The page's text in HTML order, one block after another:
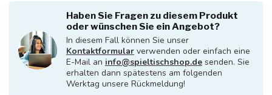
Haben Sie Fragen zu diesem Produkt
oder wünschen Sie ein Angebot?
In diesem Fall können Sie unser
Kontaktformular verwenden oder einfach eine
E-Mail an info@spieltischshop.de senden. Sie
erhalten dann spätestens am folgenden
Werktag unsere Rückmeldung!